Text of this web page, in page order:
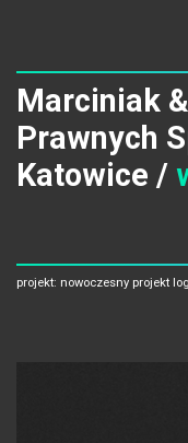
Marciniak
Prawnych
Katowice /
projekt: nowoczesny projekt